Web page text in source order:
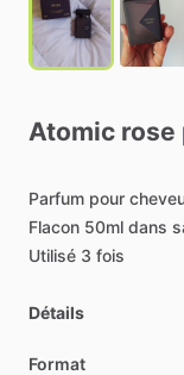
Atomic rose
Parfum pour
Flacon 50ml dans
Utilisé 3 fois
Détails
Format